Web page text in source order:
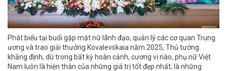
Phát biểu tại buổi gặp mặt nữ lãnh đạo, quản lý các cơ quan Trung
ương và trao giải thưởng Kovalevskaia năm 2025, Thủ tướng
khẳng định, dù trong bất kỳ hoàn cảnh, cương vị nào, phụ nữ Việt
Nam luôn là hiện thân của những giá trị tốt đẹp nhất; là những